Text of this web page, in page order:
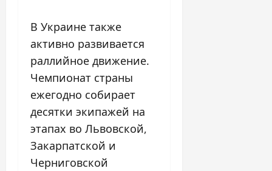
В Украине также
активно развивается
раллийное движение.
Чемпионат страны
ежегодно собирает
десятки экипажей на
этапах во Львовской,
Закарпатской и
Черниговской